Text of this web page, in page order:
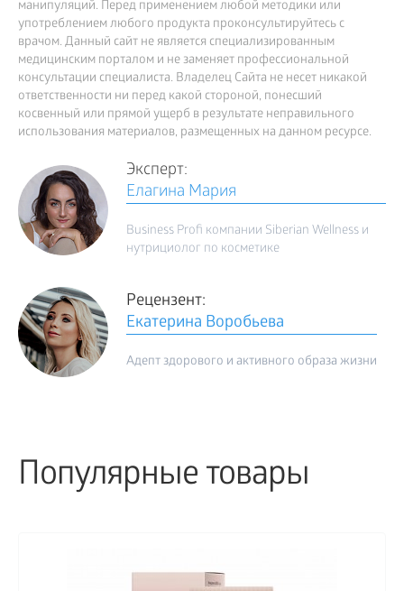
манипуляций. Перед применением любой методики или
употреблением любого продукта проконсультируйтесь с
врачом. Данный сайт не является специализированным
медицинским порталом и не заменяет профессиональной
консультации специалиста. Владелец Сайта не несет никакой
ответственности ни перед какой стороной, понесший
косвенный или прямой ущерб в результате неправильного
использования материалов, размещенных на данном ресурсе.
Эксперт:
Елагина Мария
Business Profi компании Siberian Wellness и
нутрициолог по косметике
Рецензент:
Екатерина Воробьева
Адепт здорового и активного образа жизни
Популярные товары